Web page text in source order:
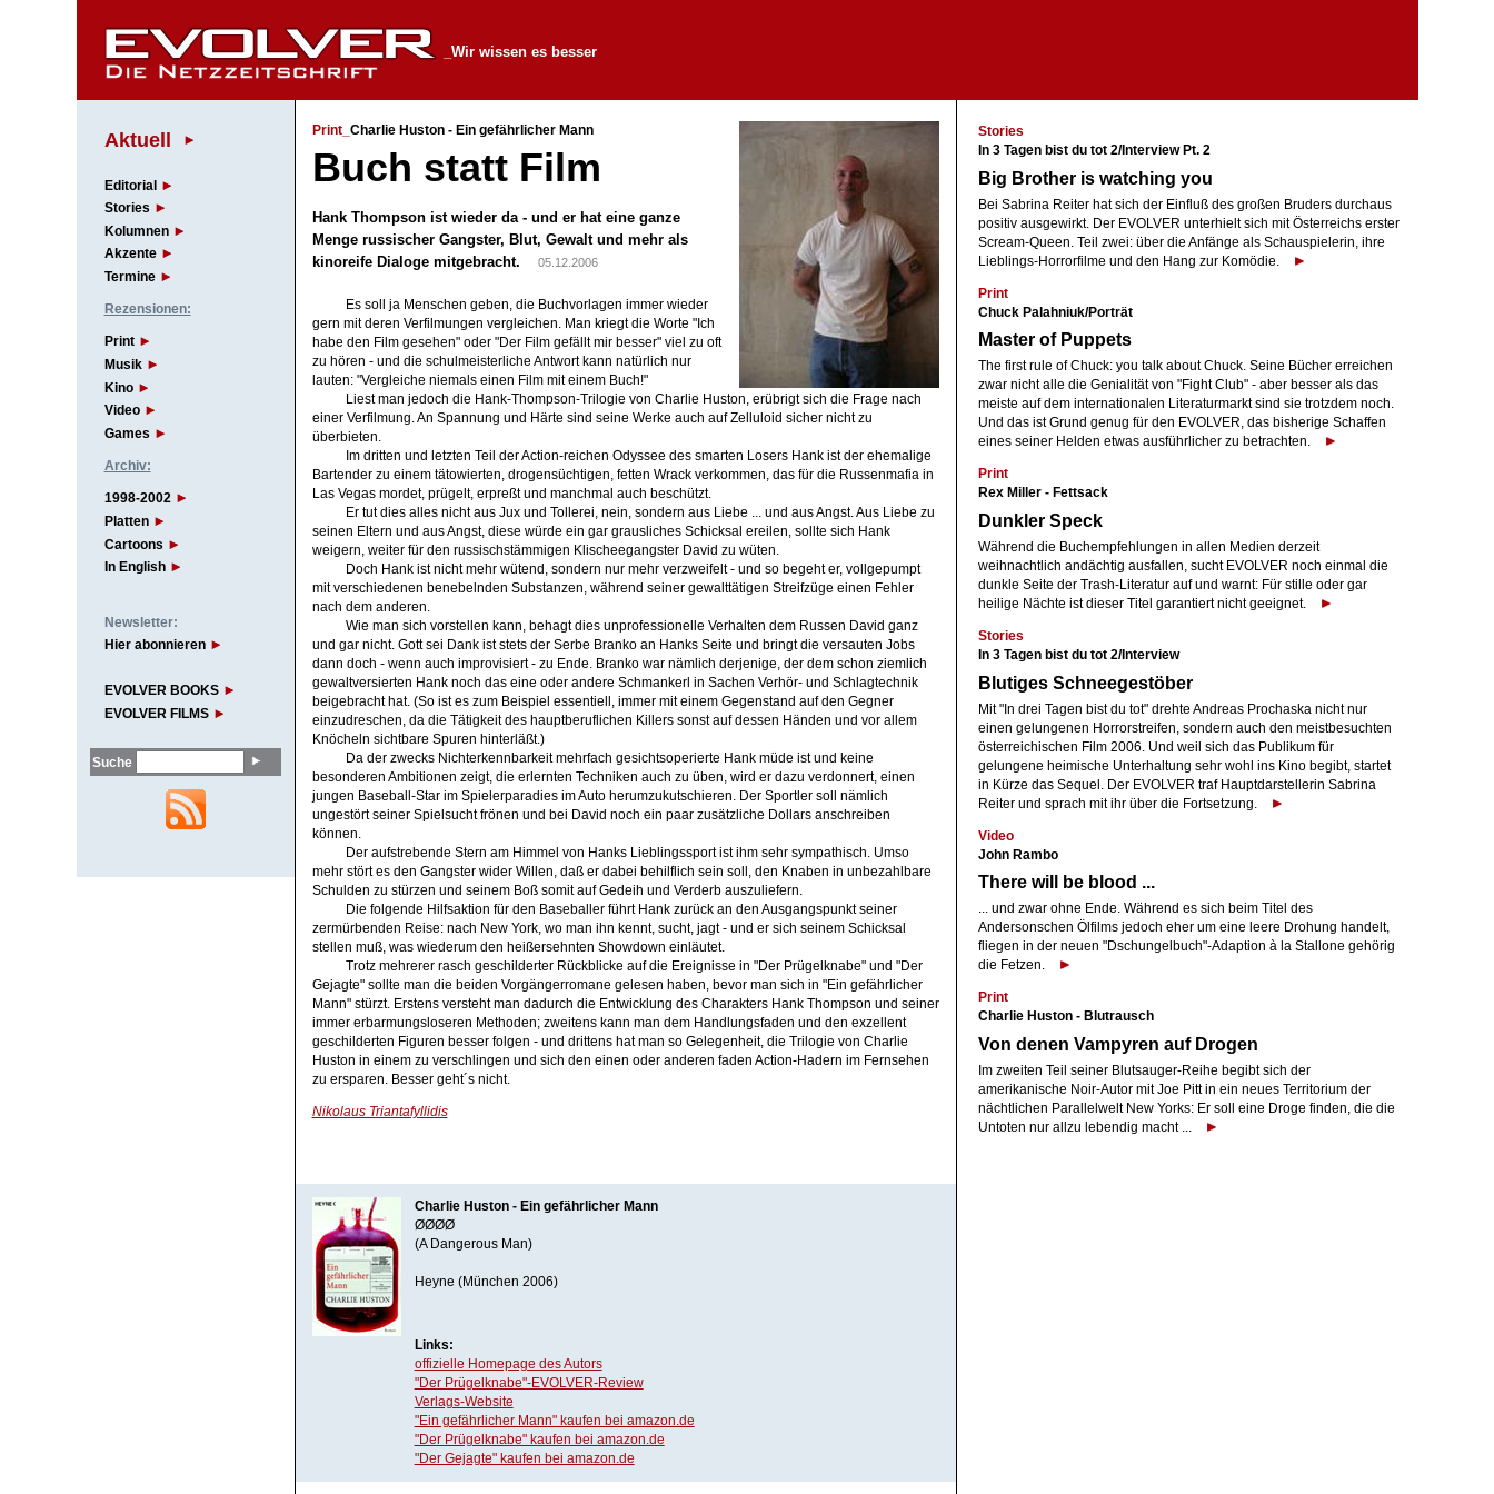
_Wir wissen es besser
Aktuell
Editorial
Stories
Kolumnen
Akzente
Termine
Rezensionen:
Print
Musik
Kino
Video
Games
Archiv:
1998-2002
Platten
Cartoons
In English
Newsletter:
Hier abonnieren
EVOLVER BOOKS
EVOLVER FILMS
Suche
Print_ Charlie Huston - Ein gefährlicher Mann
Buch statt Film
Hank Thompson ist wieder da - und er hat eine ganze
Menge russischer Gangster, Blut, Gewalt und mehr als
kinoreife Dialoge mitgebracht.
05.12.2006
Es soll ja Menschen geben, die Buchvorlagen immer wieder
gern mit deren Verfilmungen vergleichen. Man kriegt die Worte "Ich
habe den Film gesehen" oder "Der Film gefällt mir besser" viel zu oft
zu hören - und die schulmeisterliche Antwort kann natürlich nur
lauten: "Vergleiche niemals einen Film mit einem Buch!"
Liest man jedoch die Hank-Thompson-Trilogie von Charlie Huston, erübrigt sich die Frage nach
einer Verfilmung. An Spannung und Härte sind seine Werke auch auf Zelluloid sicher nicht zu
überbieten.
Im dritten und letzten Teil der Action-reichen Odyssee des smarten Losers Hank ist der ehemalige
Bartender zu einem tätowierten, drogensüchtigen, fetten Wrack verkommen, das für die Russenmafia in
Las Vegas mordet, prügelt, erpreßt und manchmal auch beschützt.
Er tut dies alles nicht aus Jux und Tollerei, nein, sondern aus Liebe ... und aus Angst. Aus Liebe zu
seinen Eltern und aus Angst, diese würde ein gar grausliches Schicksal ereilen, sollte sich Hank
weigern, weiter für den russischstämmigen Klischeegangster David zu wüten.
Doch Hank ist nicht mehr wütend, sondern nur mehr verzweifelt - und so begeht er, vollgepumpt
mit verschiedenen benebelnden Substanzen, während seiner gewalttätigen Streifzüge einen Fehler
nach dem anderen.
Wie man sich vorstellen kann, behagt dies unprofessionelle Verhalten dem Russen David ganz
und gar nicht. Gott sei Dank ist stets der Serbe Branko an Hanks Seite und bringt die versauten Jobs
dann doch - wenn auch improvisiert - zu Ende. Branko war nämlich derjenige, der dem schon ziemlich
gewaltversierten Hank noch das eine oder andere Schmankerl in Sachen Verhör- und Schlagtechnik
beigebracht hat. (So ist es zum Beispiel essentiell, immer mit einem Gegenstand auf den Gegner
einzudreschen, da die Tätigkeit des hauptberuflichen Killers sonst auf dessen Händen und vor allem
Knöcheln sichtbare Spuren hinterläßt.)
Da der zwecks Nichterkennbarkeit mehrfach gesichtsoperierte Hank müde ist und keine
besonderen Ambitionen zeigt, die erlernten Techniken auch zu üben, wird er dazu verdonnert, einen
jungen Baseball-Star im Spielerparadies im Auto herumzukutschieren. Der Sportler soll nämlich
ungestört seiner Spielsucht frönen und bei David noch ein paar zusätzliche Dollars anschreiben
können.
Der aufstrebende Stern am Himmel von Hanks Lieblingssport ist ihm sehr sympathisch. Umso
mehr stört es den Gangster wider Willen, daß er dabei behilflich sein soll, den Knaben in unbezahlbare
Schulden zu stürzen und seinem Boß somit auf Gedeih und Verderb auszuliefern.
Die folgende Hilfsaktion für den Baseballer führt Hank zurück an den Ausgangspunkt seiner
zermürbenden Reise: nach New York, wo man ihn kennt, sucht, jagt - und er sich seinem Schicksal
stellen muß, was wiederum den heißersehnten Showdown einläutet.
Trotz mehrerer rasch geschilderter Rückblicke auf die Ereignisse in "Der Prügelknabe" und "Der
Gejagte" sollte man die beiden Vorgängerromane gelesen haben, bevor man sich in "Ein gefährlicher
Mann" stürzt. Erstens versteht man dadurch die Entwicklung des Charakters Hank Thompson und seiner
immer erbarmungsloseren Methoden; zweitens kann man dem Handlungsfaden und den exzellent
geschilderten Figuren besser folgen - und drittens hat man so Gelegenheit, die Trilogie von Charlie
Huston in einem zu verschlingen und sich den einen oder anderen faden Action-Hadern im Fernsehen
zu ersparen. Besser geht´s nicht.
Nikolaus Triantafyllidis
Charlie Huston - Ein gefährlicher Mann
ØØØØ
(A Dangerous Man)
Heyne (München 2006)
Links:
offizielle Homepage des Autors
"Der Prügelknabe"-EVOLVER-Review
Verlags-Website
"Ein gefährlicher Mann" kaufen bei amazon.de
"Der Prügelknabe" kaufen bei amazon.de
"Der Gejagte" kaufen bei amazon.de
Stories
In 3 Tagen bist du tot 2/Interview Pt. 2
Big Brother is watching you
Bei Sabrina Reiter hat sich der Einfluß des großen Bruders durchaus
positiv ausgewirkt. Der EVOLVER unterhielt sich mit Österreichs erster
Scream-Queen. Teil zwei: über die Anfänge als Schauspielerin, ihre
Lieblings-Horrorfilme und den Hang zur Komödie.
Print
Chuck Palahniuk/Porträt
Master of Puppets
The first rule of Chuck: you talk about Chuck. Seine Bücher erreichen
zwar nicht alle die Genialität von "Fight Club" - aber besser als das
meiste auf dem internationalen Literaturmarkt sind sie trotzdem noch.
Und das ist Grund genug für den EVOLVER, das bisherige Schaffen
eines seiner Helden etwas ausführlicher zu betrachten.
Print
Rex Miller - Fettsack
Dunkler Speck
Während die Buchempfehlungen in allen Medien derzeit
weihnachtlich andächtig ausfallen, sucht EVOLVER noch einmal die
dunkle Seite der Trash-Literatur auf und warnt: Für stille oder gar
heilige Nächte ist dieser Titel garantiert nicht geeignet.
Stories
In 3 Tagen bist du tot 2/Interview
Blutiges Schneegestöber
Mit "In drei Tagen bist du tot" drehte Andreas Prochaska nicht nur
einen gelungenen Horrorstreifen, sondern auch den meistbesuchten
österreichischen Film 2006. Und weil sich das Publikum für
gelungene heimische Unterhaltung sehr wohl ins Kino begibt, startet
in Kürze das Sequel. Der EVOLVER traf Hauptdarstellerin Sabrina
Reiter und sprach mit ihr über die Fortsetzung.
Video
John Rambo
There will be blood ...
... und zwar ohne Ende. Während es sich beim Titel des
Andersonschen Ölfilms jedoch eher um eine leere Drohung handelt,
fliegen in der neuen "Dschungelbuch"-Adaption à la Stallone gehörig
die Fetzen.
Print
Charlie Huston - Blutrausch
Von denen Vampyren auf Drogen
Im zweiten Teil seiner Blutsauger-Reihe begibt sich der
amerikanische Noir-Autor mit Joe Pitt in ein neues Territorium der
nächtlichen Parallelwelt New Yorks: Er soll eine Droge finden, die die
Untoten nur allzu lebendig macht ...